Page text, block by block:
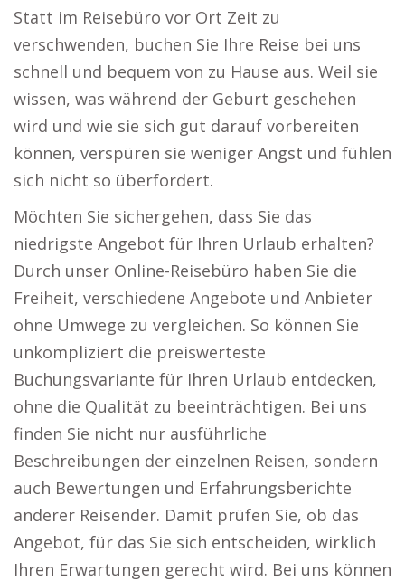
Statt im Reisebüro vor Ort Zeit zu
verschwenden, buchen Sie Ihre Reise bei uns
schnell und bequem von zu Hause aus. Weil sie
wissen, was während der Geburt geschehen
wird und wie sie sich gut darauf vorbereiten
können, verspüren sie weniger Angst und fühlen
sich nicht so überfordert.
Möchten Sie sichergehen, dass Sie das
niedrigste Angebot für Ihren Urlaub erhalten?
Durch unser Online-Reisebüro haben Sie die
Freiheit, verschiedene Angebote und Anbieter
ohne Umwege zu vergleichen. So können Sie
unkompliziert die preiswerteste
Buchungsvariante für Ihren Urlaub entdecken,
ohne die Qualität zu beeinträchtigen. Bei uns
finden Sie nicht nur ausführliche
Beschreibungen der einzelnen Reisen, sondern
auch Bewertungen und Erfahrungsberichte
anderer Reisender. Damit prüfen Sie, ob das
Angebot, für das Sie sich entscheiden, wirklich
Ihren Erwartungen gerecht wird. Bei uns können